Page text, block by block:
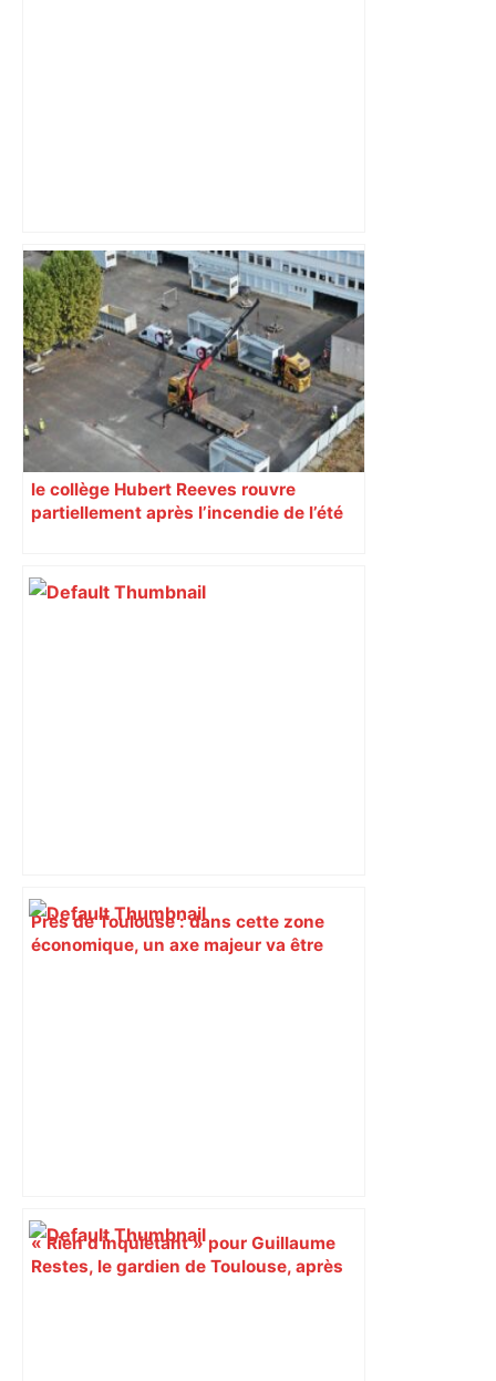
Bilan du marché du logement neuf :
une lueur d'espoir pour l'immobilier à
Toulouse ? – Actu.fr
le collège Hubert Reeves rouvre
partiellement après l’incendie de l’été
Près de Toulouse : dans cette zone
économique, un axe majeur va être
« Rien d'inquiétant » pour Guillaume
Restes, le gardien de Toulouse, après